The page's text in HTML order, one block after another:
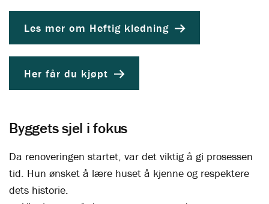
Les mer om Heftig kledning
Her får du kjøpt
Byggets sjel i fokus
Da renoveringen startet, var det viktig å gi prosessen
tid. Hun ønsket å lære huset å kjenne og respektere
dets historie.